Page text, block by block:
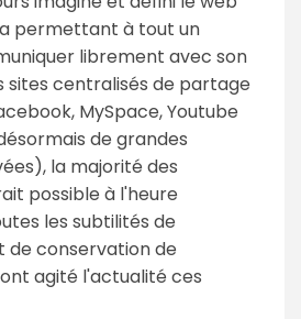
permettant à tout un
librement avec son
sites centralisés de partage
MySpace, Youtube
de grandes
la majorité des
possible à l'heure
les subtilités de
conservation de
agité l'actualité ces